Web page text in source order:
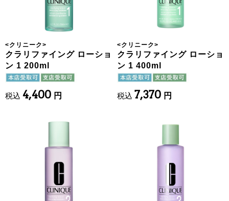
<クリニーク>
クラリファイング ローショ
ン 1 200ml
税込 4,400 円
<クリニーク>
クラリファイング ローショ
ン 1 400ml
税込 7,370 円